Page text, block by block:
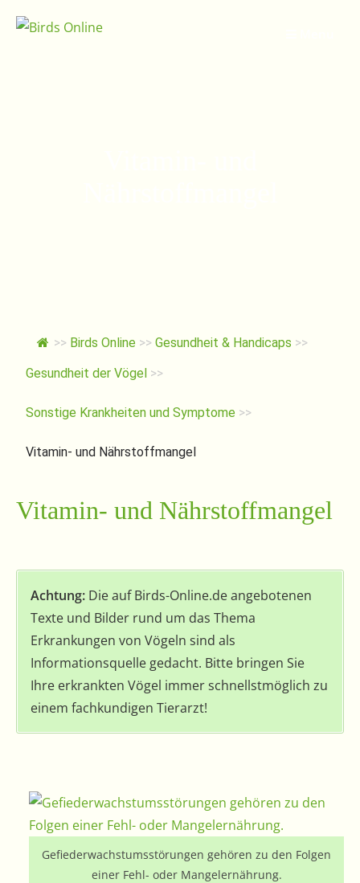
zum
>> Birds Online >> Gesundheit & Handicaps >>
Gesundheit der Vögel >>
Sonstige Krankheiten und Symptome >>
Vitamin- und Nährstoffmangel
Vitamin- und Nährstoffmangel
Achtung: Die auf Birds-Online.de angebotenen
Texte und Bilder rund um das Thema
Erkrankungen von Vögeln sind als
Informationsquelle gedacht. Bitte bringen Sie
Ihre erkrankten Vögel immer schnellstmöglich zu
einem fachkundigen Tierarzt!
Gefiederwachstumsstörungen gehören zu den Folgen
einer Fehl- oder Mangelernährung.